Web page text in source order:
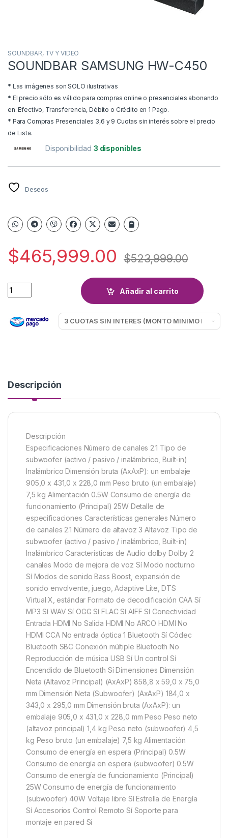
SOUNDBAR, TV Y VIDEO
SOUNDBAR SAMSUNG HW-C450
* Las imágenes son SOLO ilustrativas
* El precio sólo es válido para compras online o presenciales abonando
en: Efectivo, Transferencia, Débito o Crédito en 1 Pago.
* Para Compras Presenciales 3,6 y 9 Cuotas sin interés sobre el precio
de Lista.
Disponibilidad 3 disponibles
Deseos
$465,999.00 $523,999.00
SOUNDBAR SAMSUNG HW-C450 quantity
Añadir al carrito
Descripción
Descripción
Especificaciones Número de canales 2.1 Tipo de
subwoofer (activo / pasivo / inalámbrico, Built-in)
Inalámbrico Dimensión bruta (AxAxP): un embalaje
905,0 x 431,0 x 228,0 mm Peso bruto (un embalaje)
7,5 kg Alimentación 0.5W Consumo de energía de
funcionamiento (Principal) 25W Detalle de
especificaciones Características generales Número
de canales 2.1 Número de altavoz 3 Altavoz Tipo de
subwoofer (activo / pasivo / inalámbrico, Built-in)
Inalámbrico Caracteristicas de Audio dolby Dolby 2
canales Modo de mejora de voz Sí Modo nocturno
Sí Modos de sonido Bass Boost, expansión de
sonido envolvente, juego, Adaptive Lite, DTS
Virtual:X, estándar Formato de decodificación CAA Sí
MP3 Sí WAV Sí OGG Sí FLAC Sí AIFF Sí Conectividad
Entrada HDMI No Salida HDMI No ARCO HDMI No
HDMI CCA No entrada óptica 1 Bluetooth Sí Códec
Bluetooth SBC Conexión múltiple Bluetooth No
Reproducción de música USB Sí Un control Sí
Encendido de Bluetooth Sí Dimensiones Dimensión
Neta (Altavoz Principal) (AxAxP) 858,8 x 59,0 x 75,0
mm Dimensión Neta (Subwoofer) (AxAxP) 184,0 x
343,0 x 295,0 mm Dimensión bruta (AxAxP): un
embalaje 905,0 x 431,0 x 228,0 mm Peso Peso neto
(altavoz principal) 1,4 kg Peso neto (subwoofer) 4,5
kg Peso bruto (un embalaje) 7,5 kg Alimentación
Consumo de energía en espera (Principal) 0.5W
Consumo de energía en espera (subwoofer) 0.5W
Consumo de energía de funcionamiento (Principal)
25W Consumo de energía de funcionamiento
(subwoofer) 40W Voltaje libre Sí Estrella de Energía
Sí Accesorios Control Remoto Sí Soporte para
montaje en pared Sí